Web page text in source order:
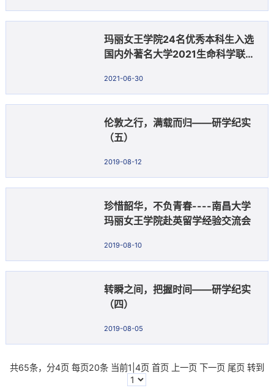
玛丽女王学院24名优秀本科生入选
国内外著名大学2021生命科学联合
2021-06-30
伦敦之行，满载而归——研学纪实
（五）
2019-08-12
珍惜韶华，不负青春----南昌大学
玛丽女王学院赴英留学经验交流会
2019-08-10
转瞬之间，把握时间——研学纪实
（四）
2019-08-05
共65条，分4页 每页20条 当前1|4页 首页 上一页 下一页 尾页转到